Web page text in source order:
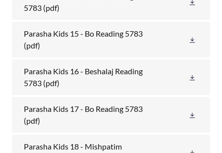
5783 (pdf)
Parasha Kids 15 - Bo Reading 5783
(pdf)
Parasha Kids 16 - Beshalaj Reading
5783 (pdf)
Parasha Kids 17 - Bo Reading 5783
(pdf)
Parasha Kids 18 - Mishpatim